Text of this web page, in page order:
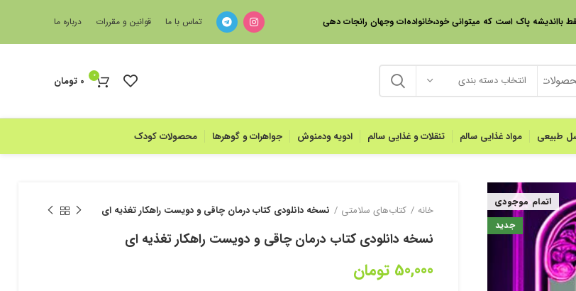
بااندیشه پاک است که میتوانی خود،خانواده‌ات وجهان رانجات دهی تماس با ما قوانین و مقررات درباره ما
انتخاب دسته بندی 0
0 تومان
طبیعی مواد غذایی سالم تنقلات و غذایی سالم ادویه ودمنوش جواهرات و گوهرها محصولات کودک
اتمام موجودی
جدید
خانه کتاب‌های سلامتی نسخه دانلودی کتاب درمان چاقی و دویست راهکار تغذیه ای
نسخه دانلودی کتاب درمان چاقی و دویست راهکار تغذیه ای
50,000 تومان